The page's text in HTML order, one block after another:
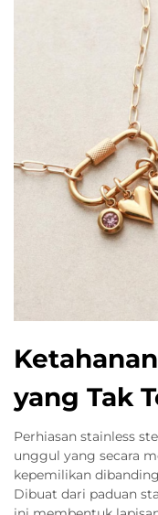
yang Tak
Perhiasan stainless
unggul yang secara
kepemilikan
Dibuat dari paduan